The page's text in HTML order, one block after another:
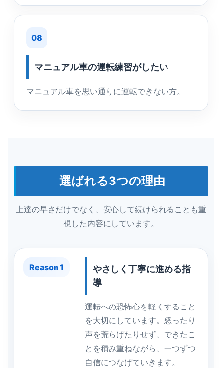
08
マニュアル車の運転練習がしたい
マニュアル車を思い通りに運転できない方。
選ばれる3つの理由
上達の早さだけでなく、安心して続けられることも重
視した内容にしています。
Reason 1
やさしく丁寧に進める指
導
運転への恐怖心を軽くすること
を大切にしています。怒ったり
声を荒らげたりせず、できたこ
とを積み重ねながら、一つずつ
自信につなげていきます。